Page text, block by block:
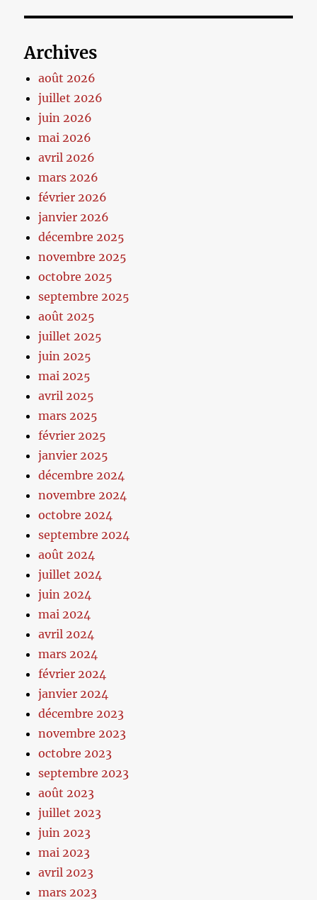
Archives
août 2026
juillet 2026
juin 2026
mai 2026
avril 2026
mars 2026
février 2026
janvier 2026
décembre 2025
novembre 2025
octobre 2025
septembre 2025
août 2025
juillet 2025
juin 2025
mai 2025
avril 2025
mars 2025
février 2025
janvier 2025
décembre 2024
novembre 2024
octobre 2024
septembre 2024
août 2024
juillet 2024
juin 2024
mai 2024
avril 2024
mars 2024
février 2024
janvier 2024
décembre 2023
novembre 2023
octobre 2023
septembre 2023
août 2023
juillet 2023
juin 2023
mai 2023
avril 2023
mars 2023